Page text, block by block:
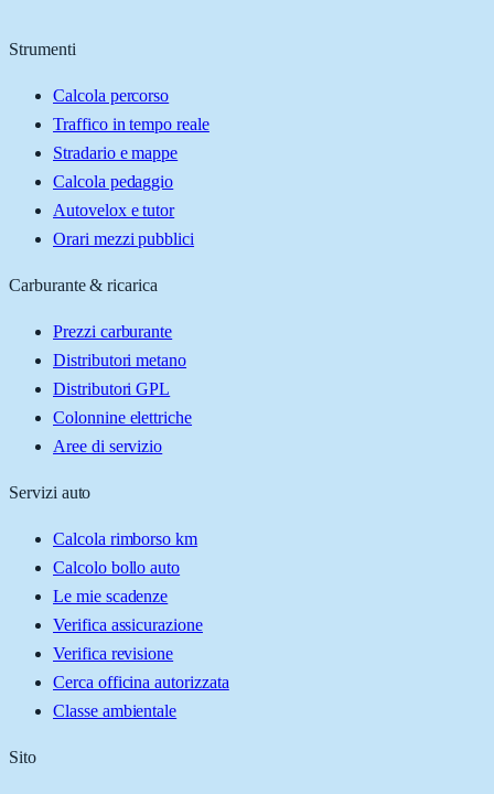
Strumenti
Calcola percorso
Traffico in tempo reale
Stradario e mappe
Calcola pedaggio
Autovelox e tutor
Orari mezzi pubblici
Carburante & ricarica
Prezzi carburante
Distributori metano
Distributori GPL
Colonnine elettriche
Aree di servizio
Servizi auto
Calcola rimborso km
Calcolo bollo auto
Le mie scadenze
Verifica assicurazione
Verifica revisione
Cerca officina autorizzata
Classe ambientale
Sito